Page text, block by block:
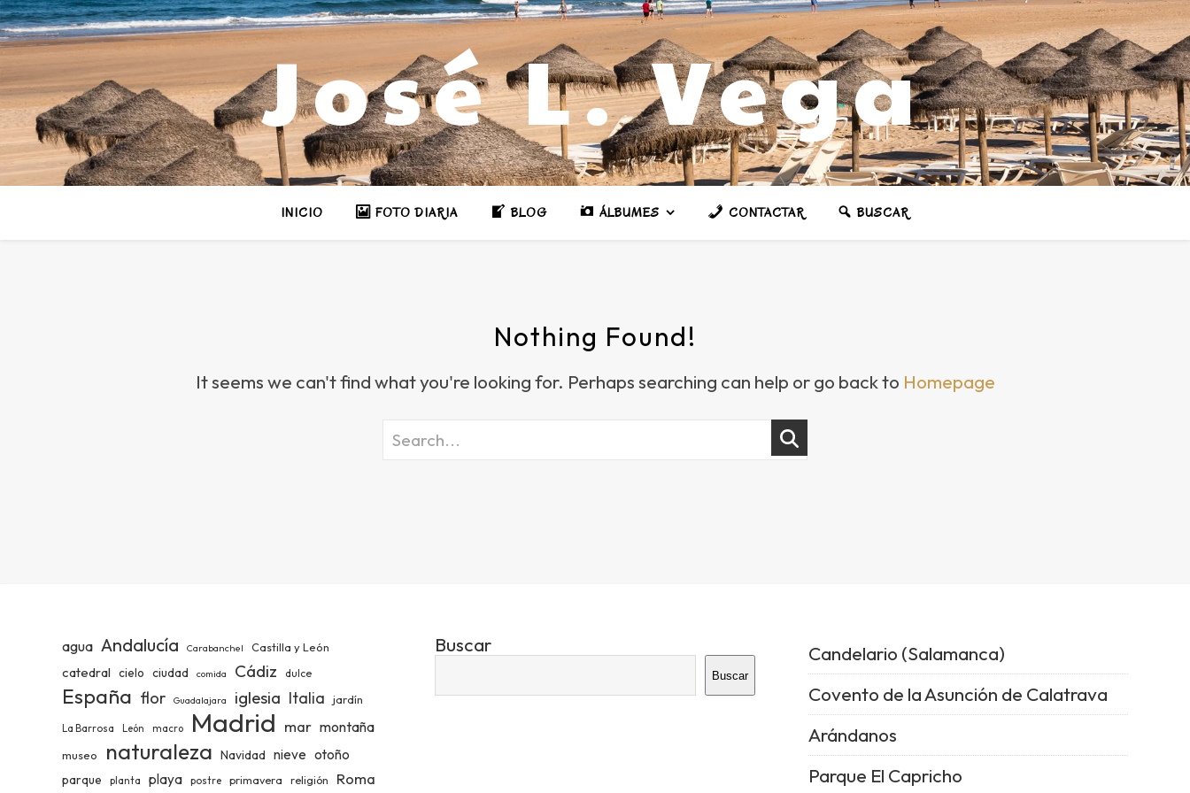
José L. Vega
INICIO FOTO DIARIA BLOG ÁLBUMES CONTACTAR BUSCAR
Nothing Found!
It seems we can't find what you're looking for. Perhaps searching can help or go back to Homepage
agua Andalucía Carabanchel Castilla y León
catedral cielo ciudad comida Cádiz dulce
España flor Guadalajara iglesia Italia jardín
La Barrosa León macro Madrid mar montaña
museo naturaleza Navidad nieve otoño
parque planta playa postre primavera religión Roma
Buscar
Buscar
Candelario (Salamanca)
Covento de la Asunción de Calatrava
Arándanos
Parque El Capricho